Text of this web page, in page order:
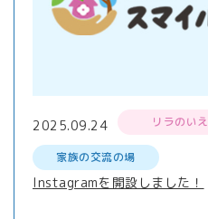
2025.09.24 リラのいえ
家族の交流の場
Instagramを開設しました！